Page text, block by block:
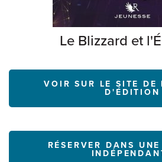
Le Blizzard et
VOIR SUR LE SITE DE
D'ÉDITION
RÉSERVER DANS